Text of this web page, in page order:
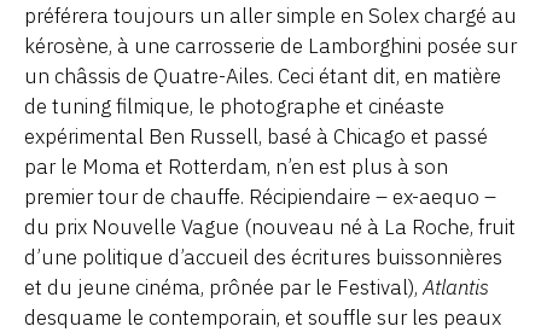
préférera toujours un aller simple en Solex chargé au
kérosène, à une carrosserie de Lamborghini posée sur
un châssis de Quatre-Ailes. Ceci étant dit, en matière
de tuning filmique, le photographe et cinéaste
expérimental Ben Russell, basé à Chicago et passé
par le Moma et Rotterdam, n’en est plus à son
premier tour de chauffe. Récipiendaire – ex-aequo –
du prix Nouvelle Vague (nouveau né à La Roche, fruit
d’une politique d’accueil des écritures buissonnières
et du jeune cinéma, prônée par le Festival),Atlantis
desquame le contemporain, et souffle sur les peaux